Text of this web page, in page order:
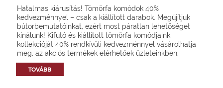
Hatalmas kiárusítás! Tömörfa komódok 40%
kedvezménnyel – csak a kiállított darabok. Megújítjuk
bútorbemutatóinkat, ezért most páratlan lehetőséget
kínálunk! Kifutó és kiállított tömörfa komódjaink
kollekcióját 40% rendkívüli kedvezménnyel vásárolhatja
meg, az akciós termékek elérhetőek üzleteinkben.
TOVÁBB